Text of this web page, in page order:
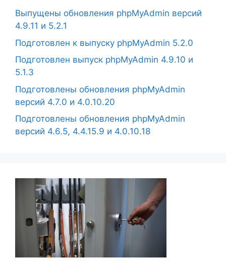
Выпущены обновления phpMyAdmin версий
4.9.11 и 5.2.1
Подготовлен к выпуску phpMyAdmin 5.2.0
Подготовлен выпуск phpMyAdmin 4.9.10 и
5.1.3
Подготовлены обновления phpMyAdmin
версий 4.7.0 и 4.0.10.20
Подготовлены обновления phpMyAdmin
версий 4.6.5, 4.4.15.9 и 4.0.10.18